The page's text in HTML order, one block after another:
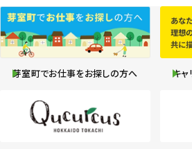
芽室町でお仕事をお探しの方へ キャ